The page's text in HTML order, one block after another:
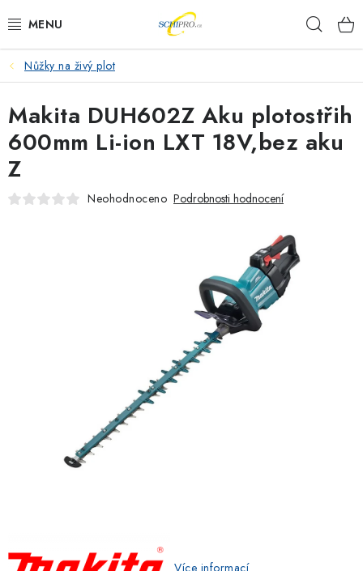
na
AKU NÁŘADÍ
ELEKTRICKÉ NÁŘADÍ
PŘÍSLUŠENSTVÍ
MĚŘÍCÍ TECHNIKA
Obchodní podmínky
Podmínky ochrany osobních údajů
Moje objednávka / odstoupení od smlouvy
Nůžky na živý plot
Makita DUH602Z Aku plotostřih
600mm Li-ion LXT 18V,bez aku
Z
Neohodnoceno Podrobnosti hodnocení